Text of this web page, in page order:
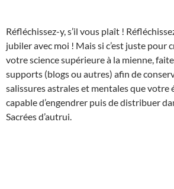
Réfléchissez-y, s’il vous plaît !
jubiler avec moi ! Mais si c’est juste
votre science supérieure à la mienne,
supports (blogs ou autres) afin de
salissures astrales et mentales que votre
capable d’engendrer puis de distribuer
Sacrées d’autrui.